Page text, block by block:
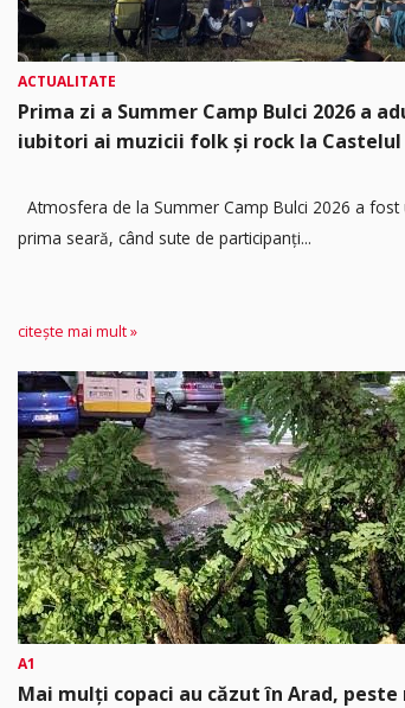
ACTUALITATE
Prima zi a Summer Camp Bulci 2026 a
iubitori ai muzicii folk și rock la Castelul
Atmosfera de la Summer Camp Bulci 2026 a fost
prima seară, când sute de participanți...
citește mai mult »
A1
Mai mulți copaci au căzut în Arad, peste